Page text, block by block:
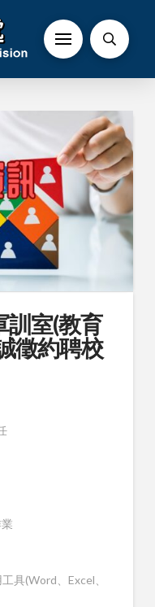
訓室(教育
徵約聘校
具(Word、Excel、